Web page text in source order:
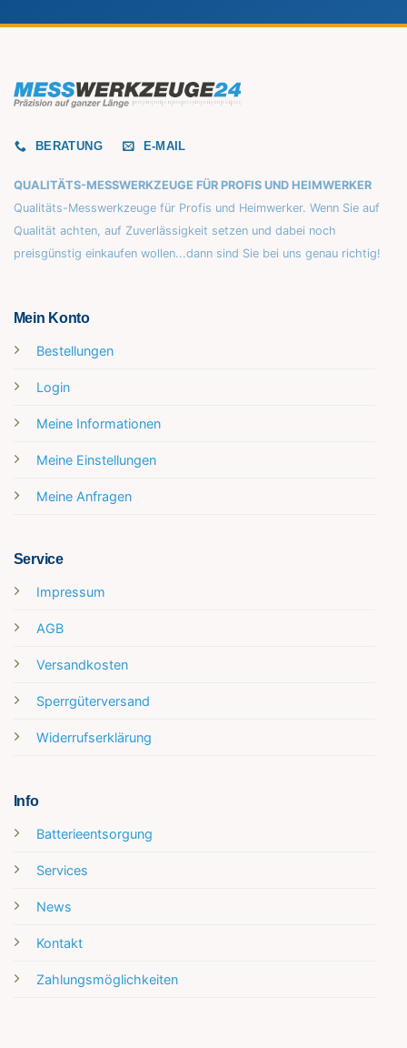
BERATUNG E-MAIL
QUALITÄTS-MESSWERKZEUGE FÜR PROFIS UND HEIMWERKER
Qualitäts-Messwerkzeuge für Profis und Heimwerker. Wenn Sie auf
Qualität achten, auf Zuverlässigkeit setzen und dabei noch
preisgünstig einkaufen wollen...dann sind Sie bei uns genau richtig!
Mein Konto
Bestellungen
Login
Meine Informationen
Meine Einstellungen
Meine Anfragen
Service
Impressum
AGB
Versandkosten
Sperrgüterversand
Widerrufserklärung
Info
Batterieentsorgung
Services
News
Kontakt
Zahlungsmöglichkeiten